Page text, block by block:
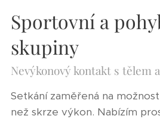
Sportovní a
skupiny
Nevýkonový kontakt s tělem
Setkání zaměřená na
než skrze výkon. Nabízím